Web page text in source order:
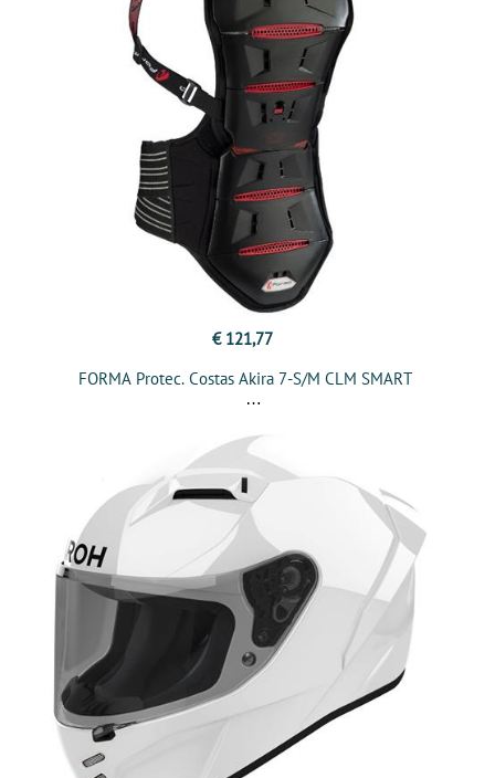
€ 121,77
FORMA Protec. Costas Akira 7-S/M CLM SMART